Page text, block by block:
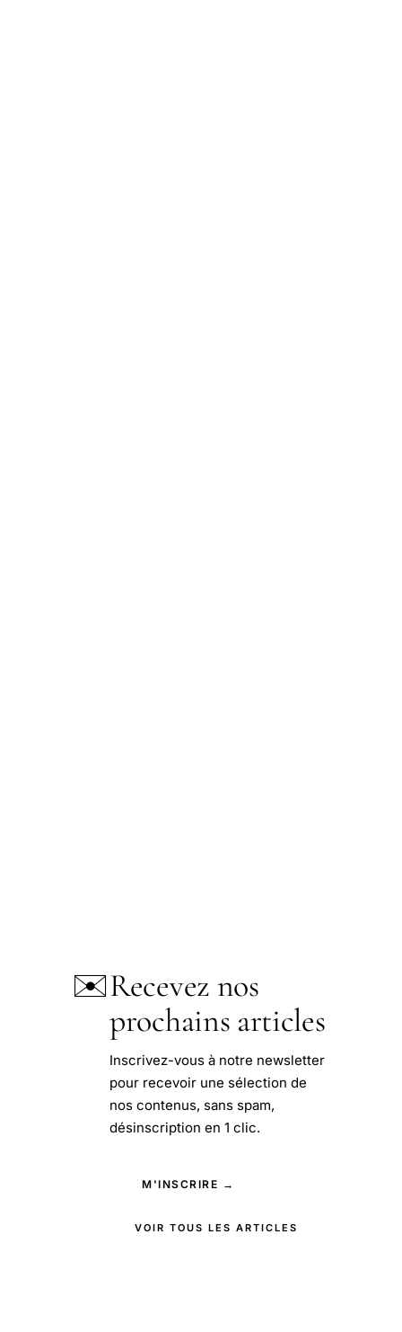
✉️Recevez nos
prochains articles
Inscrivez-vous à notre newsletter
pour recevoir une sélection de
nos contenus, sans spam,
désinscription en 1 clic.
M'INSCRIRE →
VOIR TOUS LES ARTICLES